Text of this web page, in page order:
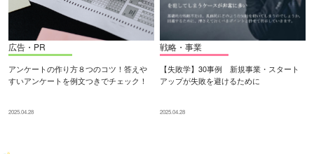
広告・PR
アンケートの作り方８つのコツ！答えや
すいアンケートを例文つきでチェック！
2025.04.28
戦略・事業
【失敗学】30事例 新規事業・スタート
アップが失敗を避けるために
2025.04.28